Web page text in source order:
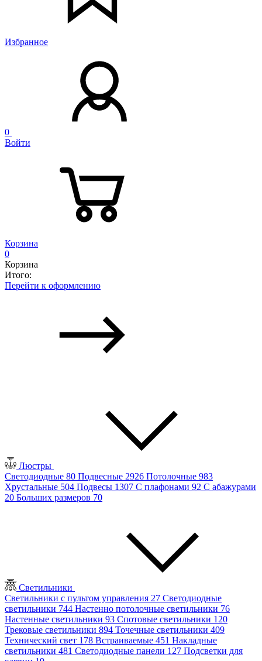
Избранное
0
Войти
Корзина
0
Корзина
Итого:
Перейти к оформлению
Люстры
Светодиодные 80 Подвесные 2926 Потолочные 983
Хрустальные 504 Подвесы 1307 С плафонами 92 С абажурами
20 Больших размеров 70
Светильники
Светильники с пультом управления 27 Светодиодные
светильники 744 Настенно потолочные светильники 76
Настенные светильники 93 Спотовые светильники 120
Трековые светильники 894 Точечные светильники 409
Технический свет 178 Встраиваемые 451 Накладные
светильники 481 Светодиодные панели 127 Подсветки для